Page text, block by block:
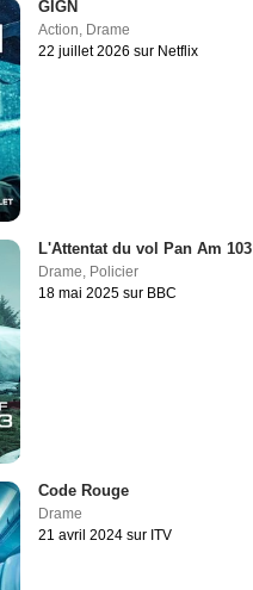
GIGN
Action Drame
22 juillet 2026 sur Netflix
L'Attentat du vol Pan Am 103
Drame, Policier
18 mai 2025 sur BBC
Code Rouge
Drame
21 avril 2024 sur ITV